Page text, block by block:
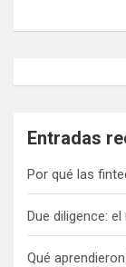
Entradas
Por qué las
Due diligence:
Qué